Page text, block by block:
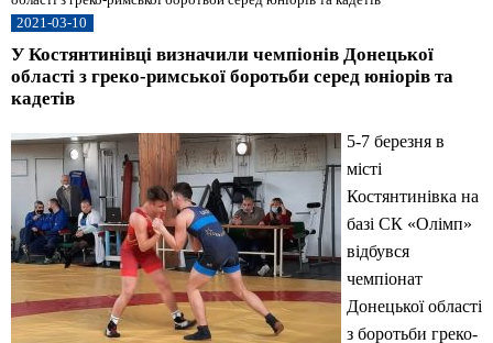
2021-03-10
У Костянтинівці визначили чемпіонів Донецької
області з греко-римської боротьби серед юніорів та
кадетів
5-7 березня в
місті
Костянтинівка на
базі СК «Олімп»
відбувся
чемпіонат
Донецької області
з боротьби греко-